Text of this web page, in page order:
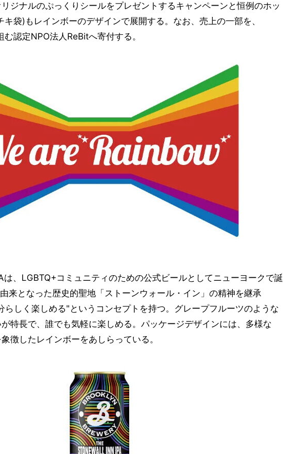
ジナルのぷっくりシールをプレゼントするキャンペーンと恒例のホッ
キ袋)もレインボーのデザインで展開する。なお、売上の一部を、
認定NPO法人ReBitへ寄付する。
、LGBTQ+コミュニティのための公式ビールとしてニューヨークで誕
来となった歴史的聖地「ストーンウォール・イン」の精神を継承
らしく楽しめる"というコンセプトを持つ。グレープフルーツのような
特長で、誰でも気軽に楽しめる。パッケージデザインには、多様な
徴したレインボーをあしらっている。